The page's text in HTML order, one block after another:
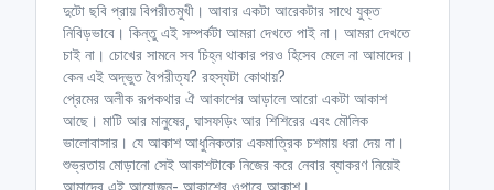
দুটো ছবি প্রায় বিপরীতমুখী। আবার একটা আরেকটার সাথে যুক্ত
নিবিড়ভাবে। কিন্তু এই সম্পর্কটা আমরা দেখতে পাই না। আমরা দেখতে
চাই না। চোখের সামনে সব চিহ্ন থাকার পরও হিসেব মেলে না আমাদের।
কেন এই অদ্ভুত বৈপরীত্য? রহস্যটা কোথায়?
প্রেমের অলীক রূপকথার ঐ আকাশের আড়ালে আরো একটা আকাশ
আছে। মাটি আর মানুষের, ঘাসফড়িং আর শিশিরের এবং মৌলিক
ভালোবাসার। যে আকাশ আধুনিকতার একমাত্রিক চশমায় ধরা দেয় না।
শুভ্রতায় মোড়ানো সেই আকাশটাকে নিজের করে নেবার ব্যাকরণ নিয়েই